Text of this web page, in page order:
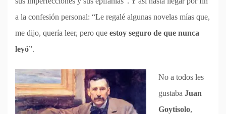
a la confesión personal: “Le regalé algunas novelas mías que,
me dijo, quería leer, pero que estoy seguro de que nunca
leyó”.
No a todos les
gustaba Juan
Goytisolo,